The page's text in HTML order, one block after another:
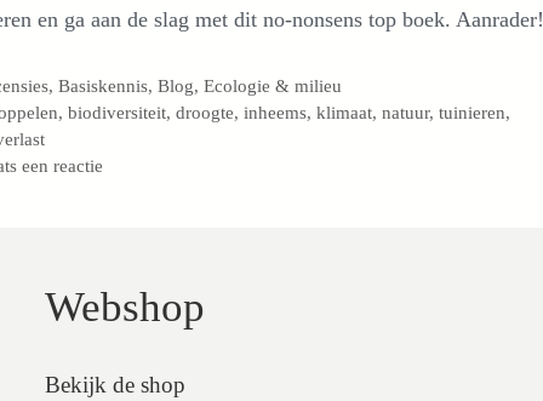
en ga aan de slag met dit no-nonsens top boek. Aanrader!
,Basiskennis,Blog,Ecologie & milieu
,biodiversiteit,droogte,inheems,klimaat,natuur,tuinieren,
een reactie
Webshop
Bekijk de shop